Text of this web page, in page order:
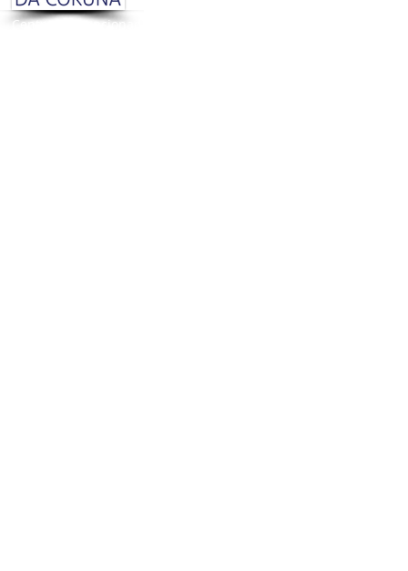
Centro subvencionado pola Diputación da Coruña